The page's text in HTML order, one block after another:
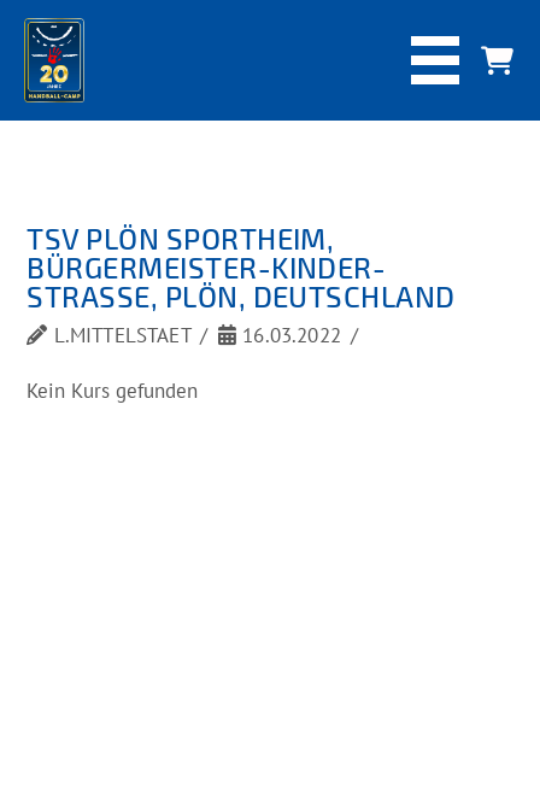
TSV PLÖN SPORTHEIM,
BÜRGERMEISTER-KINDER-
STRASSE, PLÖN, DEUTSCHLAND
L.MITTELSTAET 16.03.2022
Kein Kurs gefunden